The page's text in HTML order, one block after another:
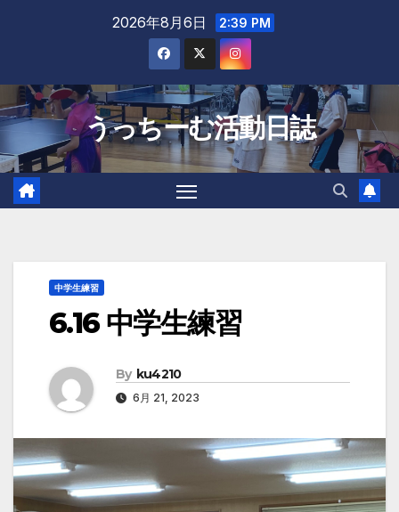
2026年8月6日 2:39 PM
うっちーむ活動日誌
中学生練習
6.16 中学生練習
By ku4210
6月 21, 2023